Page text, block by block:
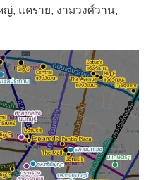
ญ่, แคราย, งามวงศ์วาน,